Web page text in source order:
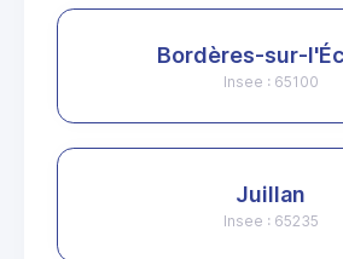
Bordères-sur-
Insee : 65100
Juillan
Insee : 65235